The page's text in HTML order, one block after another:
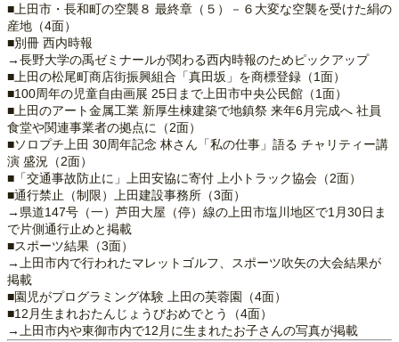
■上田市・長和町の空襲８ 最終章（５）－６大変な空襲を受けた絹の
産地（4面）
■別冊 西内時報
→長野大学の禹ゼミナールが関わる西内時報のためピックアップ
■上田の松尾町商店街振興組合「真田坂」を商標登録（1面）
■100周年の児童自由画展 25日まで上田市中央公民館（1面）
■上田のアート金属工業 新厚生棟建築で地鎮祭 来年6月完成へ 社員
食堂や関連事業者の拠点に（2面）
■ソロプチ上田 30周年記念 林さん「私の仕事」語る チャリティー講
演 盛況（2面）
■「交通事故防止に」上田安協に寄付 上小トラック協会（2面）
■通行禁止（制限）上田建設事務所（3面）
→県道147号（一）芦田大屋（停）線の上田市塩川地区で1月30日ま
で片側通行止めと掲載
■スポーツ結果（3面）
→上田市内で行われたマレットゴルフ、スポーツ吹矢の大会結果が
掲載
■園児がプログラミング体験 上田の芙蓉園（4面）
■12月生まれおたんじょうびおめでとう（4面）
→上田市内や東御市内で12月に生まれたお子さんの写真が掲載